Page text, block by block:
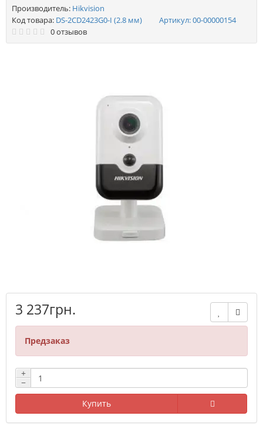
Производитель: Hikvision
Код товара: DS-2CD2423G0-I (2.8 мм) Артикул:00-00000154
0 отзывов
3 237грн.
Предзаказ
+
−
Купить